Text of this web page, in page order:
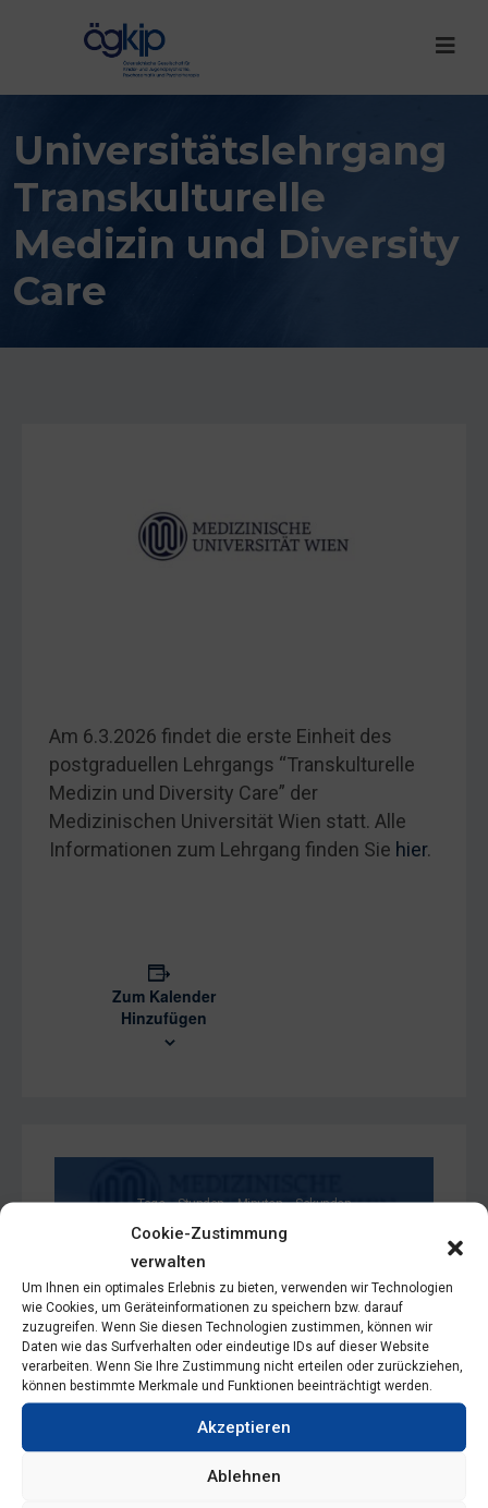
Cookie-Zustimmung
verwalten
Um Ihnen ein optimales Erlebnis zu bieten, verwenden wir Technologien
wie Cookies, um Geräteinformationen zu speichern bzw. darauf
zuzugreifen. Wenn Sie diesen Technologien zustimmen, können wir
Daten wie das Surfverhalten oder eindeutige IDs auf dieser Website
verarbeiten. Wenn Sie Ihre Zustimmung nicht erteilen oder zurückziehen,
können bestimmte Merkmale und Funktionen beeinträchtigt werden.
Akzeptieren
Ablehnen
Universitätslehrgang
Transkulturelle
Medizin und Diversity
Care
Am 6.3.2026 findet die erste Einheit des
postgraduellen Lehrgangs “Transkulturelle
Medizin und Diversity Care” der
Medizinischen Universität Wien statt. Alle
Informationen zum Lehrgang finden Sie hier.
Zum Kalender
Hinzufügen
Tage Stunden Minuten Sekunden
Beginn
06.03.202608:00
17:00